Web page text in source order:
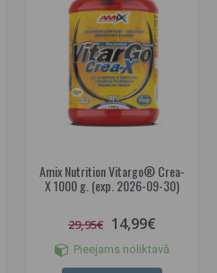
Amix Nutrition Vitargo® Crea-
X 1000 g. (exp. 2026-09-30)
29,95€ 14,99€
Pieejams noliktavā